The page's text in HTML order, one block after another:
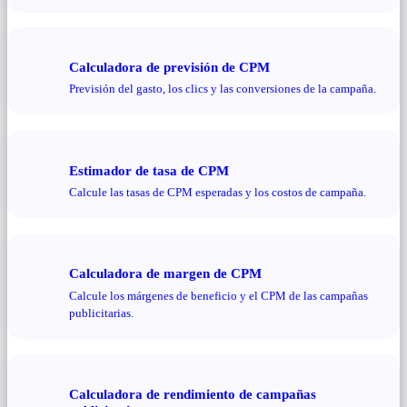
Calculadora de previsión de CPM
Previsión del gasto, los clics y las conversiones de la campaña.
Estimador de tasa de CPM
Calcule las tasas de CPM esperadas y los costos de campaña.
Calculadora de margen de CPM
Calcule los márgenes de beneficio y el CPM de las campañas
publicitarias.
Calculadora de rendimiento de campañas